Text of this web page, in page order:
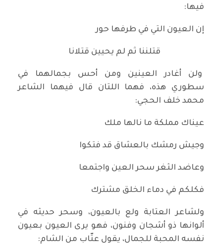
فيها:
إن العيون التي في طرفها حور
قتلننا ثم لم يحيين قتلانا
ولن أغادر العينين ومن أحس بجمالهما في
سطوري هذه، فهما اللتان قال فيهما الشاعر
محمد خلف الحجي:
عيناك مملكة ما نالها ملك
وجيش رمشك بالعشاق قد فتكوا
وعاضد الثغر سحر العين واجتمعا
فكلكم في دماء الخلق مشترك
ولشاعر العتابة ولع بالعيون، وسحر حديثه في
ألوانها ذو أشجان وفنون، فهو يرى العيون بعيون
نفسه المحبة للجمال، يقول عتّاب من الشام: